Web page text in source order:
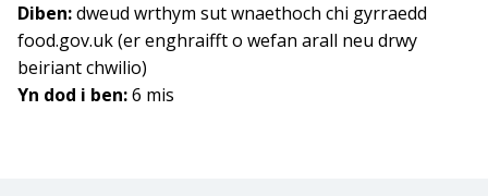
Diben:dweud wrthym sut wnaethoch chi gyrraedd
food.gov.uk (er enghraifft o wefan arall neu drwy
beiriant chwilio)
Yn dod i ben:6 mis